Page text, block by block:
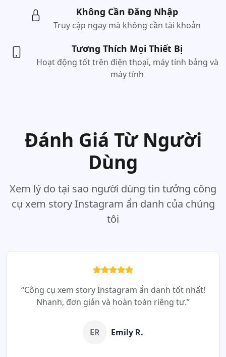
Không Cần Đăng Nhập
Truy cập ngay mà không cần tài khoản
Tương Thích Mọi Thiết Bị
Hoạt động tốt trên điện thoại, máy tính bảng và
máy tính
Đánh Giá Từ Người
Dùng
Xem lý do tại sao người dùng tin tưởng công
cụ xem story Instagram ẩn danh của chúng
tôi
“Công cụ xem story Instagram ẩn danh tốt nhất!
Nhanh, đơn giản và hoàn toàn riêng tư.”
ER Emily R.